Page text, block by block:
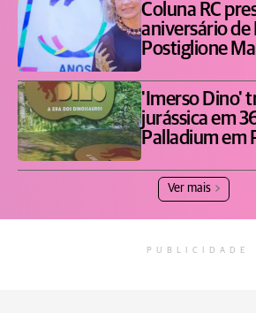
Coluna RC
aniversário de
Postiglione
'Imerso Dino'
jurássica em
Palladium em
Ver mais
PUBLICIDADE